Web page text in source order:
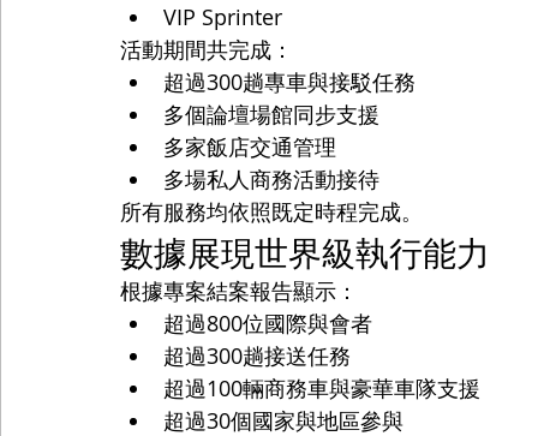
VIP Sprinter
活動期間共完成：
超過300趟專車與接駁任務
多個論壇場館同步支援
多家飯店交通管理
多場私人商務活動接待
所有服務均依照既定時程完成。
數據展現世界級執行能力
根據專案結案報告顯示：
超過800位國際與會者
超過300趟接送任務
超過100輛商務車與豪華車隊支援
超過30個國家與地區參與